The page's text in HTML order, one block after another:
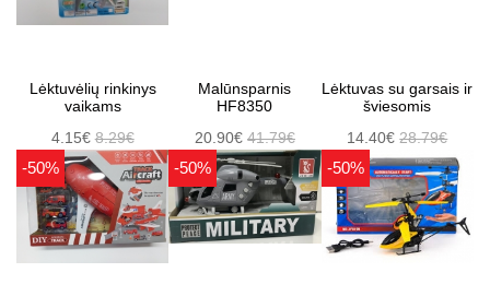
Lėktuvėlių rinkinys
vaikams
4.15€8.29€
Malūnsparnis
HF8350
20.90€ 41.79€
Lėktuvas su garsais ir
šviesomis
14.40€28.79€
-50% -50% -50%